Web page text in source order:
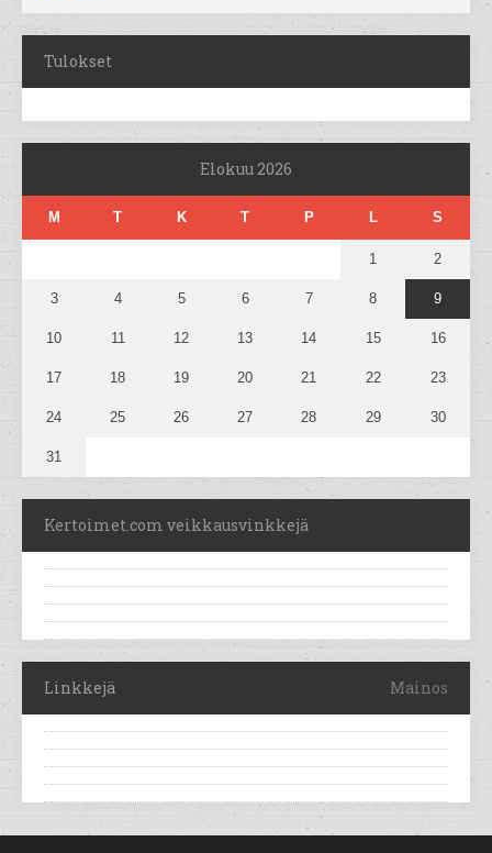
Tulokset
Elokuu 2026
M T K T P L S
1 2
3 4 5 6 7 8 9
10 11 12 13 14 15 16
17 18 19 20 21 22 23
24 25 26 27 28 29 30
31
Kertoimet.com veikkausvinkkejä
Linkkejä Mainos